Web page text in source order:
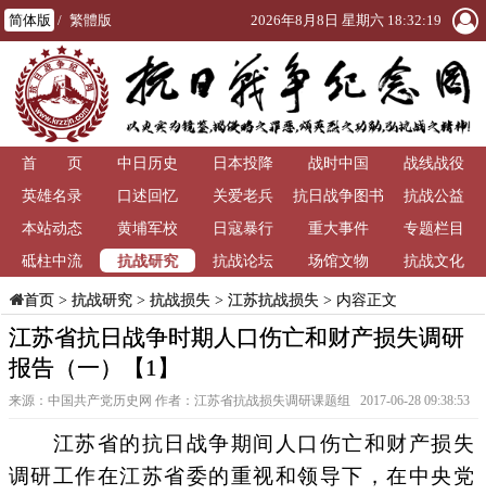
简体版 / 繁體版 2026年8月8日 星期六 18:32:20
首 页 中日历史 日本投降 战时中国
战线战役
英雄名录
口述回忆 关爱老兵
抗日战争图书
馆
抗战公益
本站动态
黄埔军校 日寇暴行 重大事件
专题栏目
砥柱中流
抗战研究 抗战论坛 场馆文物 抗战文化
首页> 抗战研究> 抗战损失 > 江苏抗战损失 > 内容正文
江苏省抗日战争时期人口伤亡和财产损失调研
报告（一）【1】
来源：中国共产党历史网 作者：江苏省抗战损失调研课题组 2017-06-28 09:38:53
江苏省的抗日战争期间人口伤亡和财产损失
调研工作在江苏省委的重视和领导下，在中央党